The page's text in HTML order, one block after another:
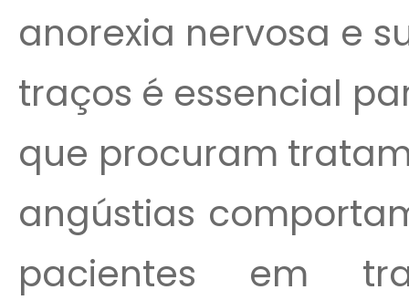
anorexia nervosa e
traços é essencial
que procuram
angústias
pacientes em